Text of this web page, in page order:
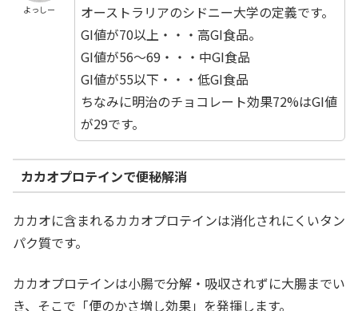
よっしー
オーストラリアのシドニー大学の定義です。
GI値が70以上・・・高GI食品。
GI値が56〜69・・・中GI食品
GI値が55以下・・・低GI食品
ちなみに明治のチョコレート効果72%はGI値
が29です。
カカオプロテインで便秘解消
カカオに含まれるカカオプロテインは消化されにくいタン
パク質です。
カカオプロテインは小腸で分解・吸収されずに大腸までい
き、そこで「便のかさ増し効果」を発揮します。